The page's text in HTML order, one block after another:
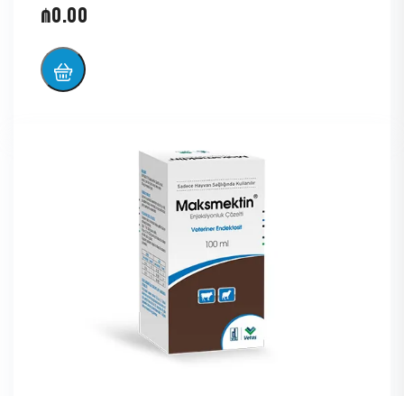
₼0.00